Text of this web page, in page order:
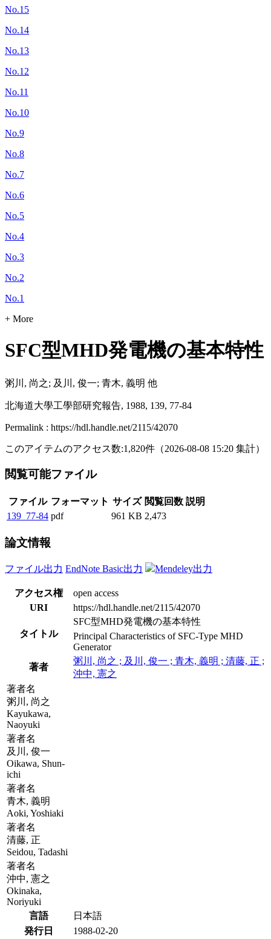
No.15
No.14
No.13
No.12
No.11
No.10
No.9
No.8
No.7
No.6
No.5
No.4
No.3
No.2
No.1
+ More
SFC型MHD発電機の基本特性
粥川, 尚之; 及川, 俊一; 青木, 義明 他
北海道大學工學部研究報告, 1988, 139, 77-84
Permalink : https://hdl.handle.net/2115/42070
このアイテムのアクセス数:1,820件 （2026-08-08 15:20 集計）
閲覧可能ファイル
ファイル フォーマット サイズ 閲覧回数 説明
139_77-84 pdf 961 KB 2,473
論文情報
ファイル出力 EndNote Basic出力 Mendeley出力
アクセス権
open access
URI
https://hdl.handle.net/2115/42070
タイトル
SFC型MHD発電機の基本特性
Principal Characteristics of SFC-Type MHD
Generator
著者
粥川, 尚之 ; 及川, 俊一 ; 青木, 義明 ; 清藤, 正 ;
沖中, 憲之
著者名
粥川, 尚之
Kayukawa,
Naoyuki
著者名
及川, 俊一
Oikawa, Shun-
ichi
著者名
青木, 義明
Aoki, Yoshiaki
著者名
清藤, 正
Seidou, Tadashi
著者名
沖中, 憲之
Okinaka,
Noriyuki
言語
日本語
発行日
1988-02-20